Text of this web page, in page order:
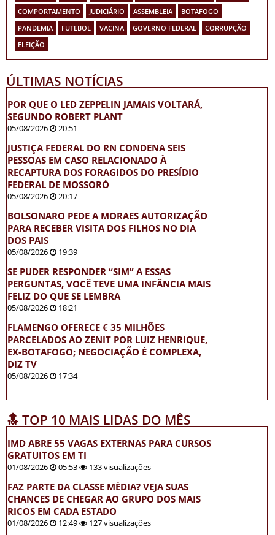
COMPORTAMENTO
JUDICIÁRIO ASSEMBLEIA
BOTAFOGO
PANDEMIA
FUTEBOL VACINA GOVERNO FEDERAL
CORRUPÇÃO
ELEIÇÃO
ÚLTIMAS NOTÍCIAS
POR QUE O LED ZEPPELIN JAMAIS VOLTARÁ,
SEGUNDO ROBERT PLANT
05/08/2026 20:51
JUSTIÇA FEDERAL DO RN CONDENA SEIS
PESSOAS EM CASO RELACIONADO À
RECAPTURA DOS FORAGIDOS DO PRESÍDIO
FEDERAL DE MOSSORÓ
05/08/2026 20:17
BOLSONARO PEDE A MORAES AUTORIZAÇÃO
PARA RECEBER VISITA DOS FILHOS NO DIA
DOS PAIS
05/08/2026 19:39
SE PUDER RESPONDER “SIM” A ESSAS
PERGUNTAS, VOCÊ TEVE UMA INFÂNCIA MAIS
FELIZ DO QUE SE LEMBRA
05/08/2026 18:21
FLAMENGO OFERECE € 35 MILHÕES
PARCELADOS AO ZENIT POR LUIZ HENRIQUE,
EX-BOTAFOGO; NEGOCIAÇÃO É COMPLEXA,
DIZ TV
05/08/2026 17:34
🔝 TOP 10 MAIS LIDAS DO MÊS
IMD ABRE 55 VAGAS EXTERNAS PARA CURSOS
GRATUITOS EM TI
01/08/2026 05:53 133 visualizações
FAZ PARTE DA CLASSE MÉDIA? VEJA SUAS
CHANCES DE CHEGAR AO GRUPO DOS MAIS
RICOS EM CADA ESTADO
01/08/2026 12:49 127 visualizações